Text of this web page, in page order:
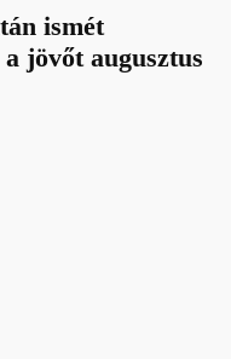
ismét
jövőt augusztus